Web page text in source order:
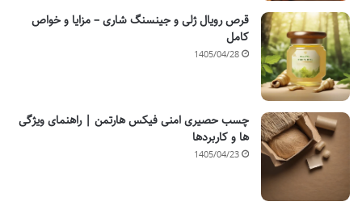
قرص رویال ژلی و جینسنگ شاری – مزایا و خواص
کامل
1405/04/28
چسب حصیری امنی فیکس هارتمن | راهنمای ویژگی
ها و کاربردها
1405/04/23